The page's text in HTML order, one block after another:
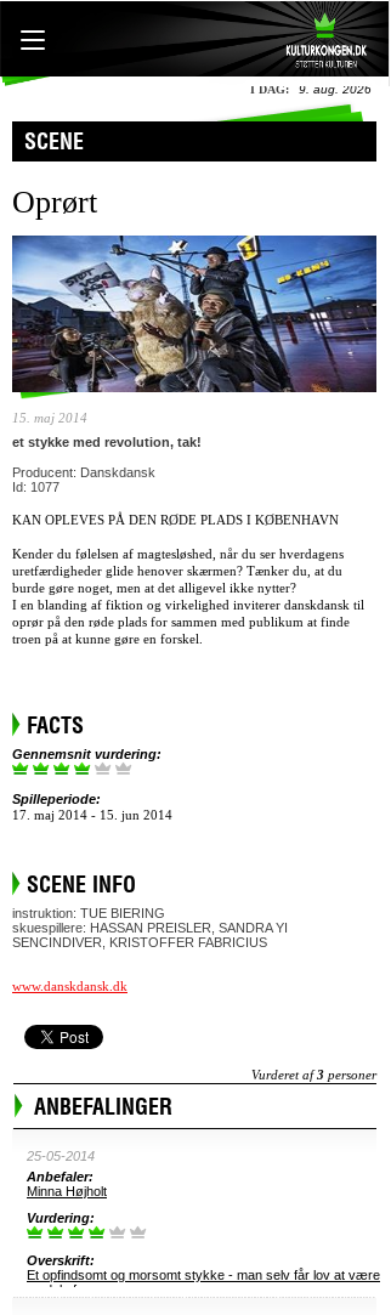
I DAG: 9. aug. 2026
SCENE
Oprørt
15. maj 2014
et stykke med revolution, tak!
Producent: Danskdansk
Id: 1077
KAN OPLEVES PÅ DEN RØDE PLADS I KØBENHAVN
Kender du følelsen af magtesløshed, når du ser hverdagens
uretfærdigheder glide henover skærmen? Tænker du, at du
burde gøre noget, men at det alligevel ikke nytter?
I en blanding af fiktion og virkelighed inviterer danskdansk til
oprør på den røde plads for sammen med publikum at finde
troen på at kunne gøre en forskel.
FACTS
Gennemsnit vurdering:
Spilleperiode:
17. maj 2014 - 15. jun 2014
SCENE INFO
instruktion: TUE BIERING
skuespillere: HASSAN PREISLER, SANDRA YI
SENCINDIVER, KRISTOFFER FABRICIUS
www.danskdansk.dk
Vurderet af3 personer
ANBEFALINGER
25-05-2014
Anbefaler:
Minna Højholt
Vurdering:
Overskrift:
Et opfindsomt og morsomt stykke - man selv får lov at være
en del af